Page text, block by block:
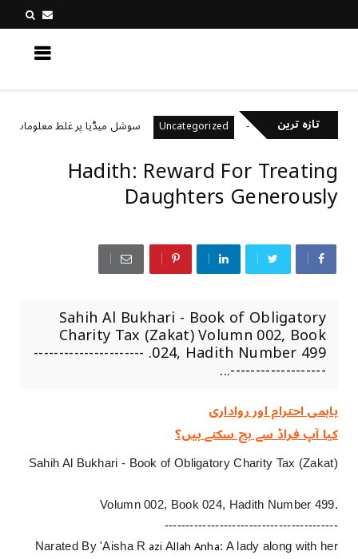
تازہ ترین
رکھتے ہیں؟ Uncategorized سوشل میڈیا پر غلط معلومات کیسے
Hadith: Reward For Treating
Daughters Generously
Sahih Al Bukhari - Book of Obligatory
Charity Tax (Zakat) Volumn 002, Book
024, Hadith Number 499. ----------------------
-------------------...
باہمی احترام اور رواداری
کیا آپ فراڈ سے بچ سکتے ہیں؟
Sahih Al Bukhari - Book of Obligatory Charity Tax (Zakat)
Volumn 002, Book 024, Hadith Number 499.
-----------------------------------------
Narated By 'Aisha R aziAllah Anha: A lady along with her